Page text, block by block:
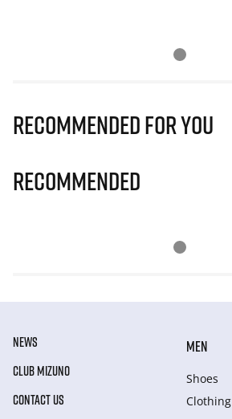
Recommended for you
Recommended
NEWS
CLUB MIZUNO
CONTACT US
MEN
Shoes
Clothing